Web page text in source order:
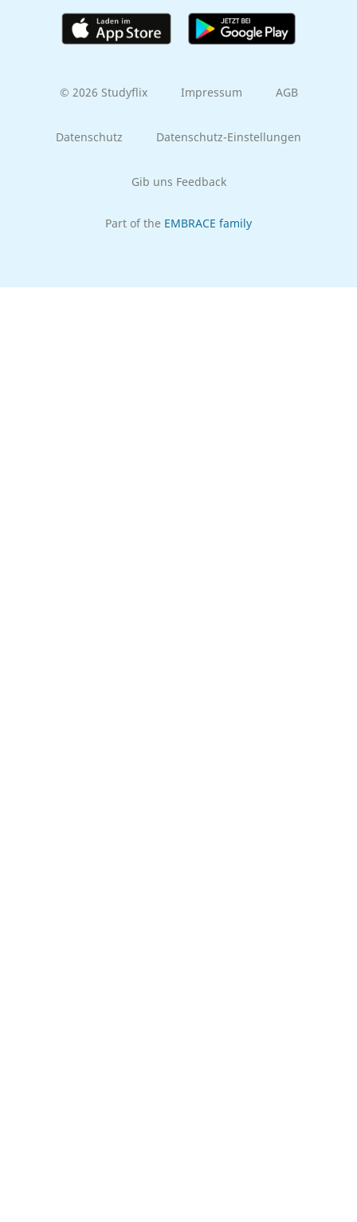
© 2026 Studyflix Impressum AGB
Datenschutz Datenschutz-Einstellungen
Gib uns Feedback
Part of the EMBRACE family